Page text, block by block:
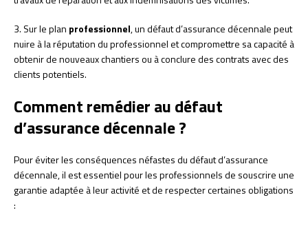
3. Sur le plan professionnel, un défaut d’assurance décennale peut
nuire à la réputation du professionnel et compromettre sa capacité à
obtenir de nouveaux chantiers ou à conclure des contrats avec des
clients potentiels.
Comment remédier au défaut
d’assurance décennale ?
Pour éviter les conséquences néfastes du défaut d’assurance
décennale, il est essentiel pour les professionnels de souscrire une
garantie adaptée à leur activité et de respecter certaines obligations
: